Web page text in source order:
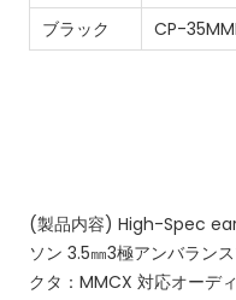
ブラック
CP-
(製品内容) High-Spec
ソン 3.5㎜3極アンバラン
クタ：MMCX 対応オーデ